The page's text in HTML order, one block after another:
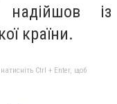
із
країни.
Ctrl + Enter, щоб